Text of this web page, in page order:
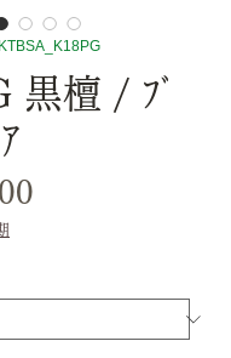
黒檀 / ﾌﾞ